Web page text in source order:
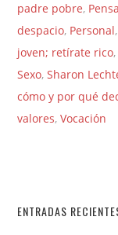
padre pobre,
despacio, Personal,
joven; retírate rico,
Sexo,Sharon
cómo y por qué
valores,Vocación
ENTRADAS